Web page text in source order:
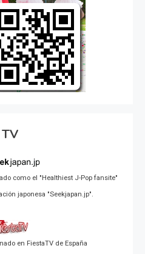
como el "Healthiest J-Pop fansite"
japonesa "Seekjapan.jp".
en FiestaTV de España